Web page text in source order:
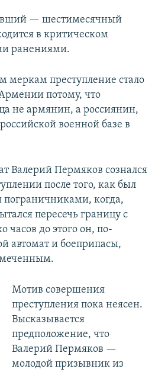
— шестимесячный
в критическом
ранениями.
меркам преступление стало
потому, что
не армянин, а россиянин,
военной базе в
Валерий Пермяков сознался
после того, как был
когда,
пересечь границу с
часов до этого он, по-
автомат и боеприпасы,
Мотив совершения
преступления пока неясен.
Высказывается
предположение, что
Валерий Пермяков —
молодой призывник из